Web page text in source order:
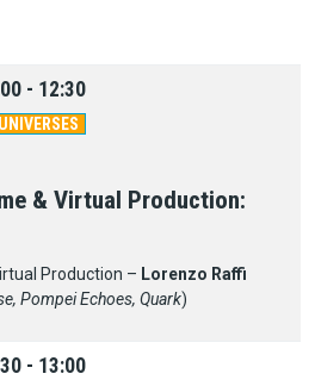
- 12:30
& Virtual Production:
Production – Lorenzo Raffi
Pompei Echoes, Quark)
- 13:00